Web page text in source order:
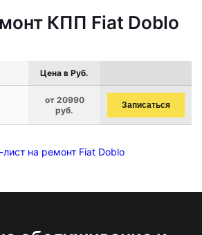
КПП Fiat Doblo
Цена в Руб.
от 20990
руб.
Записаться
на ремонт Fiat Doblo